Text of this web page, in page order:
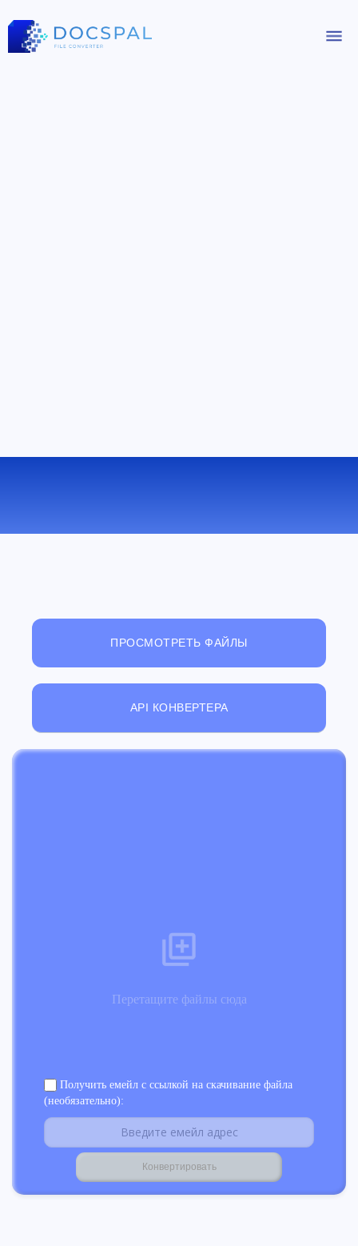
ПРОСМОТРЕТЬ ФАЙЛЫ
API КОНВЕРТЕРА
Перетащите файлы сюда
Получить емейл с ссылкой на скачивание файла
(необязательно):